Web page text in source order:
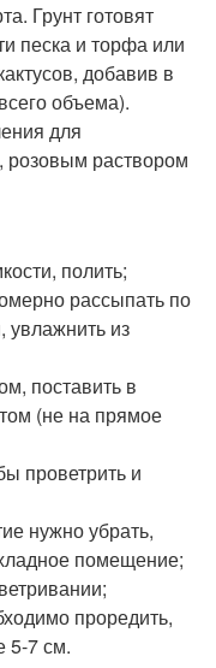
Грунт готовят
песка и торфа или
добавив в
объема).
для
розовым раствором
полить;
рассыпать по
увлажнить из
поставить в
(не на прямое
проветрить и
нужно убрать,
помещение;
проредить,
5-7 см.